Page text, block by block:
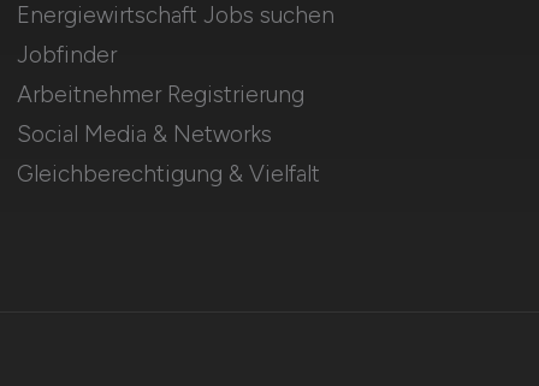
Energiewirtschaft Jobs suchen
Jobfinder
Arbeitnehmer Registrierung
Social Media & Networks
Gleichberechtigung & Vielfalt